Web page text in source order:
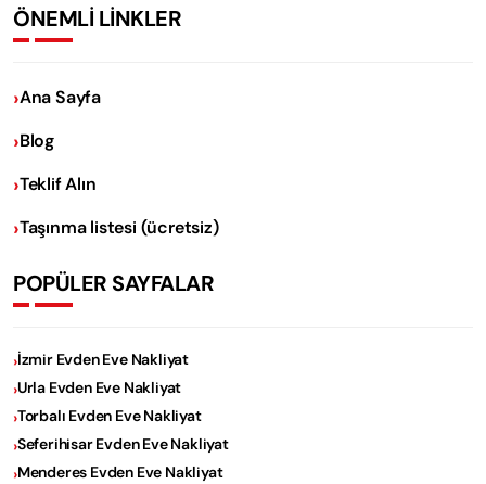
ÖNEMLİ LİNKLER
Ana Sayfa
Blog
Teklif Alın
Taşınma listesi (ücretsiz)
POPÜLER SAYFALAR
İzmir Evden Eve Nakliyat
Urla Evden Eve Nakliyat
Torbalı Evden Eve Nakliyat
Seferihisar Evden Eve Nakliyat
Menderes Evden Eve Nakliyat